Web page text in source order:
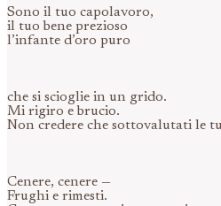
Sono il tuo capolavoro,
il tuo bene prezioso
l’infante d’oro puro
che si scioglie in un grido.
Mi rigiro e brucio.
Non credere che sottovalutati le
Cenere, cenere —
Frughi e rimesti.